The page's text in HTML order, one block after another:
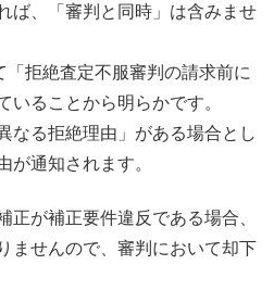
ば、「審判と同時」は含みませ
拒絶査定不服審判の請求前に
いることから明らかです。
なる拒絶理由」がある場合とし
が通知されます。
正が補正要件違反である場合、
ませんので、審判において却下